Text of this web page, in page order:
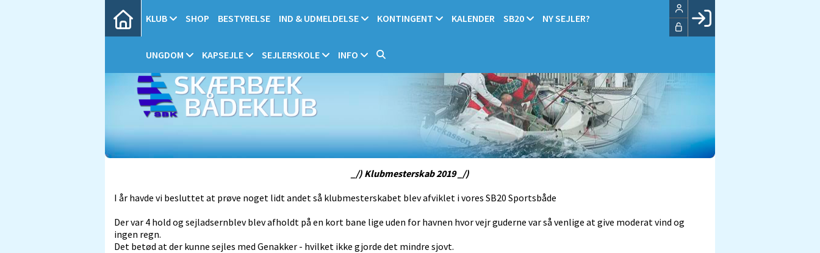
KLUB SHOP BESTYRELSE IND & UDMELDELSE KONTINGENT KALENDER SB20 NY SEJLER?
UNGDOM KAPSEJLE SEJLERSKOLE INFO
LOG IND
_/) Klubmesterskab 2019 _/)
I år havde vi besluttet at prøve noget lidt andet så klubmesterskabet blev afviklet i vores SB20 Sportsbåde
Der var 4 hold og sejladsernblev blev afholdt på en kort bane lige uden for havnen hvor vejr guderne var så venlige at give moderat vind og
ingen regn.
Det betød at der kunne sejles med Genakker - hvilket ikke gjorde det mindre sjovt.